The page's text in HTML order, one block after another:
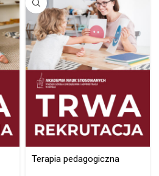
Terapia pedagogiczna